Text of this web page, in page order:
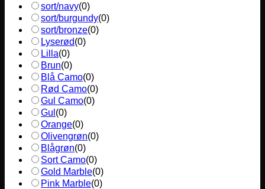
sort/navy(0)
sort/burgundy(0)
sort/bronze(0)
Lyserød(0)
Lilla(0)
Brun(0)
Blå Camo(0)
Rød Camo(0)
Gul Camo(0)
Gul (0)
Orange(0)
Olivengrøn(0)
Blågrøn(0)
Sort Camo(0)
Gold Marble(0)
Pink Marble(0)